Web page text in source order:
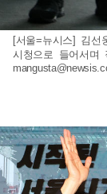
[서울=뉴시스] 김
시청으로 들어서며